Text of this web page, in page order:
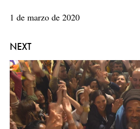
NEXT
1 de marzo de 2020